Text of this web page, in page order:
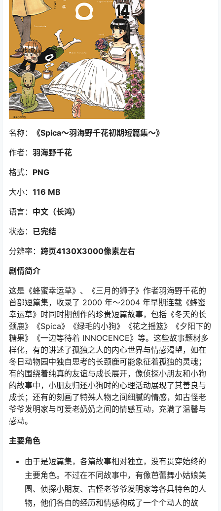
名称：
《Spica～羽海野千花初期短篇集～》
作者： 羽海野千花
格式： PNG
大小： 116 MB
语言： 中文 （长鸿）
状态： 已完结
分辨率： 跨页4130X3000像素左右
剧情简介
这是《蜂蜜幸运草》、《三月的狮子》作者羽海野千花的
首部短篇集，收录了 2000 年～2004 年早期连载《蜂蜜
幸运草》时同时期创作的珍贵短篇故事，包括《冬天的长
颈鹿》《Spica》《绿毛的小狗》《花之摇篮》《夕阳下的
糖果》《一边等待着 INNOCENCE》等。这些故事题材多
样化，有的讲述了孤独之人的内心世界与情感渴望，如在
冬日动物园中独自思考的长颈鹿可能象征着孤独的灵魂；
有的围绕着纯真的友谊与成长展开，像侦探小朋友和小狗
的故事中，小朋友归还小狗时的心理活动展现了其善良与
成长；还有的刻画了特殊人物之间细腻的情感，如古怪老
爷爷发明家与可爱老奶奶之间的情感互动，充满了温馨与
感动。
主要角色
由于是短篇集，各篇故事相对独立，没有贯穿始终的
主要角色。不过在不同故事中，有像芭蕾舞小姑娘美
圆、侦探小朋友、古怪老爷爷发明家等各具特色的人
物，他们各自的经历和情感构成了一个个动人的故